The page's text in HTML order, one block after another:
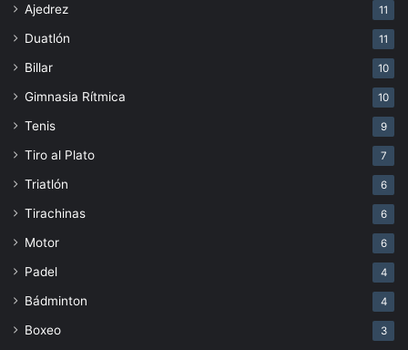
Ajedrez 11
Duatlón 11
Billar 10
Gimnasia Rítmica 10
Tenis 9
Tiro al Plato 7
Triatlón 6
Tirachinas 6
Motor 6
Padel 4
Bádminton 4
Boxeo 3